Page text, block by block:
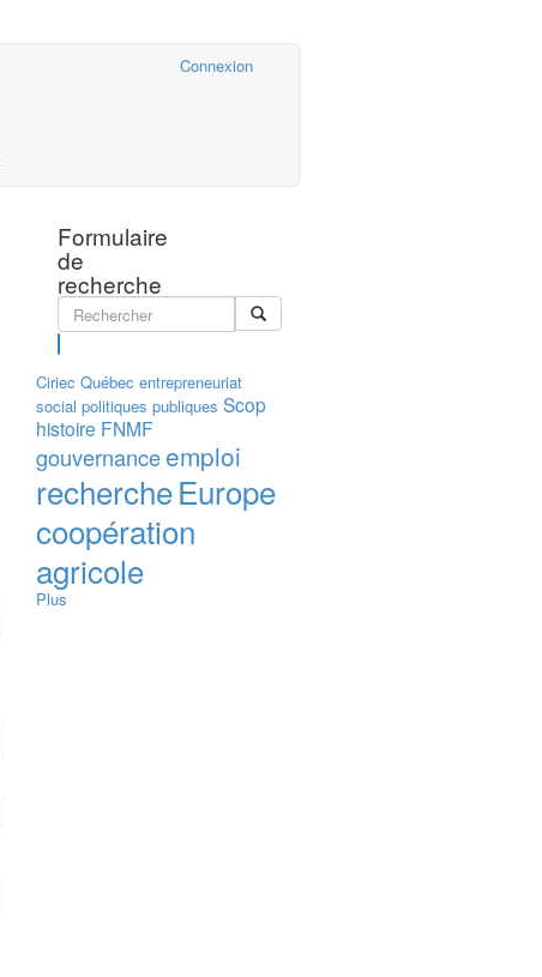
Connexion
Formulaire
de
recherche
Ciriec Québec entrepreneuriat
social politiques publiques Scop
histoire FNMF
gouvernanceemploi
rechercheEurope
coopération
agricole
Plus